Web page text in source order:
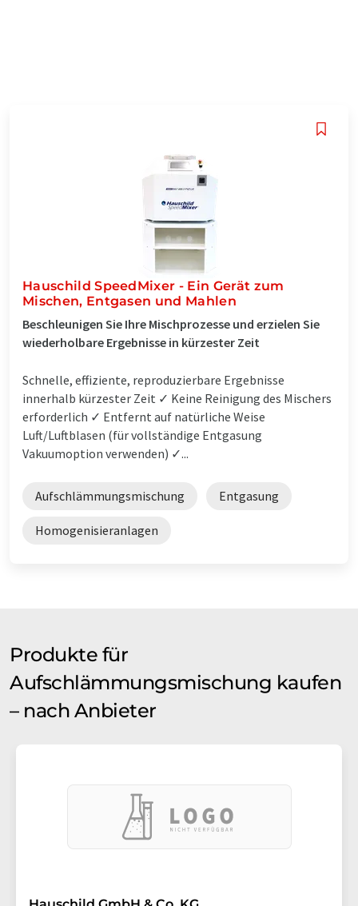
Hauschild SpeedMixer - Ein Gerät zum
Mischen, Entgasen und Mahlen
Beschleunigen Sie Ihre Mischprozesse und erzielen Sie
wiederholbare Ergebnisse in kürzester Zeit
Schnelle, effiziente, reproduzierbare Ergebnisse
innerhalb kürzester Zeit ✓ Keine Reinigung des Mischers
erforderlich ✓ Entfernt auf natürliche Weise
Luft/Luftblasen (für vollständige Entgasung
Vakuumoption verwenden) ✓...
Aufschlämmungsmischung Entgasung
Homogenisieranlagen
Produkte für
Aufschlämmungsmischung kaufen
– nach Anbieter